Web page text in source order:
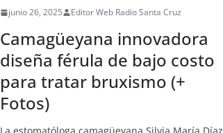
junio 26, 2025 Editor Web Radio Santa Cruz
Camagüeyana innovadora
diseña férula de bajo costo
para tratar bruxismo (+
Fotos)